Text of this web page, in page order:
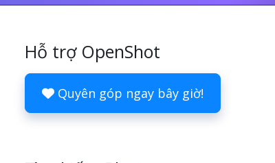
Hỗ trợ OpenShot
Quyên góp ngay bây giờ!